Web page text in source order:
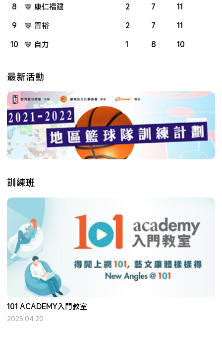
8
康仁福建 2 7
11
9
晉裕 2 7
11
10
自力 1 8 10
最新活動
訓練班
101 ACADEMY入門教室
2025.04.20